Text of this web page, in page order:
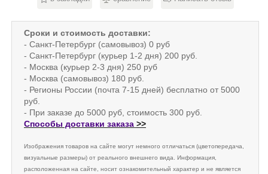
Сроки и стоимость доставки:
- Санкт-Петербург (самовывоз) 0 руб
- Санкт-Петербург (курьер 1-2 дня) 200 руб.
- Москва (курьер 2-3 дня) 250 руб
- Москва (самовывоз) 180 руб.
- Регионы России (почта 7-15 дней) бесплатно от 5000
руб.
- При заказе до 5000 руб, стоимость 300 руб.
Способы доставки заказа >>
Изображения товаров на сайте могут немного отличаться (цветопередача,
визуальные размеры) от реального внешнего вида. Информация,
расположенная на сайте, носит ознакомительный характер и не является